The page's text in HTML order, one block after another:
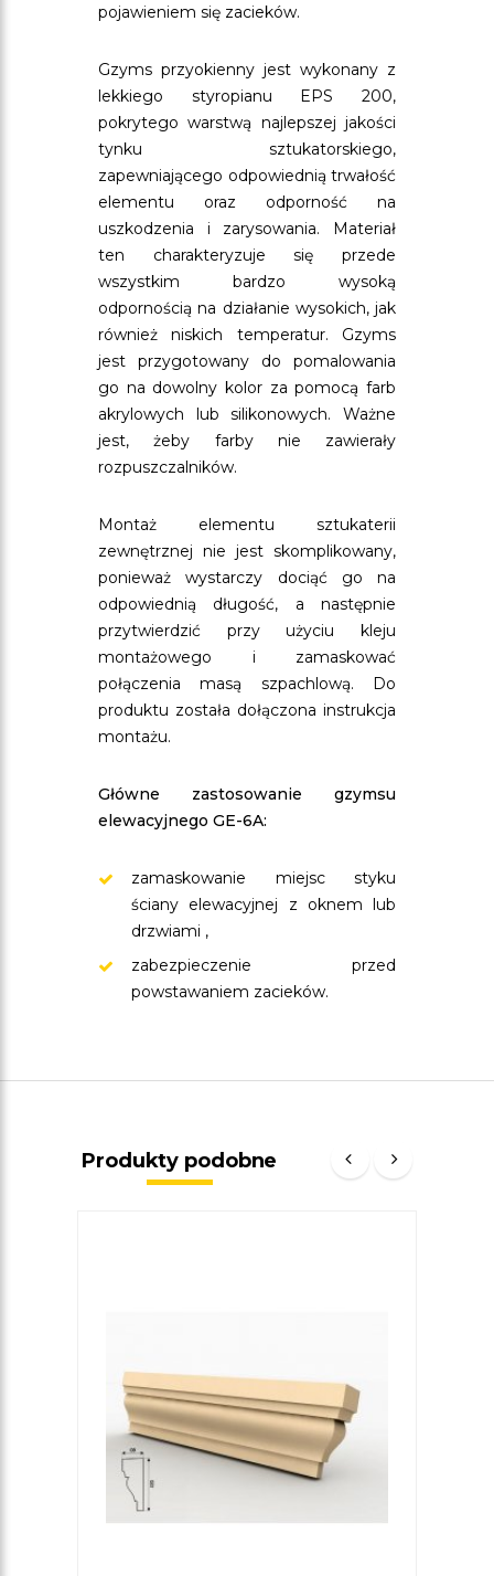
pojawieniem się zacieków.
Gzyms przyokienny jest wykonany z
lekkiego styropianu EPS 200,
pokrytego warstwą najlepszej jakości
tynku sztukatorskiego,
zapewniającego odpowiednią trwałość
elementu oraz odporność na
uszkodzenia i zarysowania. Materiał
ten charakteryzuje się przede
wszystkim bardzo wysoką
odpornością na działanie wysokich, jak
również niskich temperatur. Gzyms
jest przygotowany do pomalowania
go na dowolny kolor za pomocą farb
akrylowych lub silikonowych. Ważne
jest, żeby farby nie zawierały
rozpuszczalników.
Montaż elementu sztukaterii
zewnętrznej nie jest skomplikowany,
ponieważ wystarczy dociąć go na
odpowiednią długość, a następnie
przytwierdzić przy użyciu kleju
montażowego i zamaskować
połączenia masą szpachlową. Do
produktu została dołączona instrukcja
montażu.
Główne zastosowanie gzymsu
elewacyjnego GE-6A:
zamaskowanie miejsc styku
ściany elewacyjnej z oknem lub
drzwiami ,
zabezpieczenie przed
powstawaniem zacieków.
Produkty podobne